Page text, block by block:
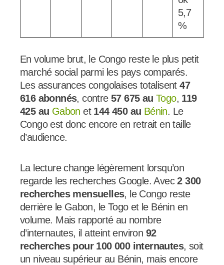
5,7
%
En volume brut, le Congo reste le plus petit
marché social parmi les pays comparés.
Les assurances congolaises totalisent47
616 abonnés, contre57 675 auTogo, 119
425 au Gabon et 144 450 au Bénin. Le
Congo est donc encore en retrait en taille
d’audience.
La lecture change légèrement lorsqu’on
regarde les recherches Google. Avec2 300
recherches mensuelles, le Congo reste
derrière le Gabon, le Togo et le Bénin en
volume. Mais rapporté au nombre
d’internautes, il atteint environ 92
recherches pour 100 000 internautes, soit
un niveau supérieur au Bénin, mais encore